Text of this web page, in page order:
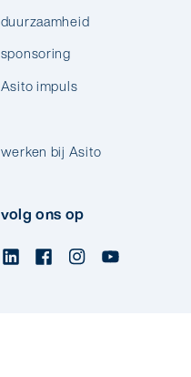
duurzaamheid
sponsoring
Asito impuls
werken bij Asito
volg ons op